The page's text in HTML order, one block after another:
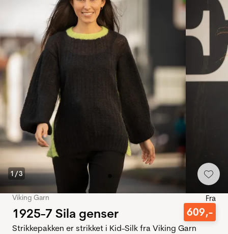
1/3
Viking Garn
1925-7 Sila genser
Fra
609,-
Strikkepakken er strikket i Kid-Silk fra Viking Garn